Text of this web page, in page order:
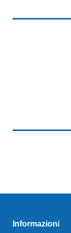
Informazioni